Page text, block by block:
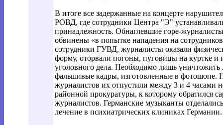
В итоге все задержанные на концерте
РОВД, где сотрудники Центра "Э"
принадлежность. Обнаглевшие горе-
обвинены «в попытке нападения на
сотрудники ГУВД, журналисты оказали
форму, оторвали погоны, пуговицы на куртке и
уголовного дела. Необходимо лишь
фальшивые кадры, изготовленные в фотошопе.
журналистов их отпустили между 3 и 4 часами
районной прокуратуры, к которому обратился
журналистов. Германские музыканты
лечение в психиатрических клиниках Германии.